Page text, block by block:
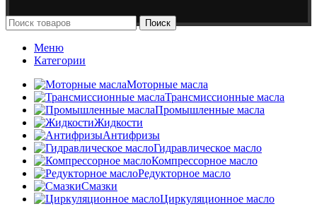
Поиск
Меню
Категории
Моторные масла
Трансмиссионные масла
Промышленные масла
Жидкости
Антифризы
Гидравлическое масло
Компрессорное масло
Редукторное масло
Смазки
Циркуляционное масло